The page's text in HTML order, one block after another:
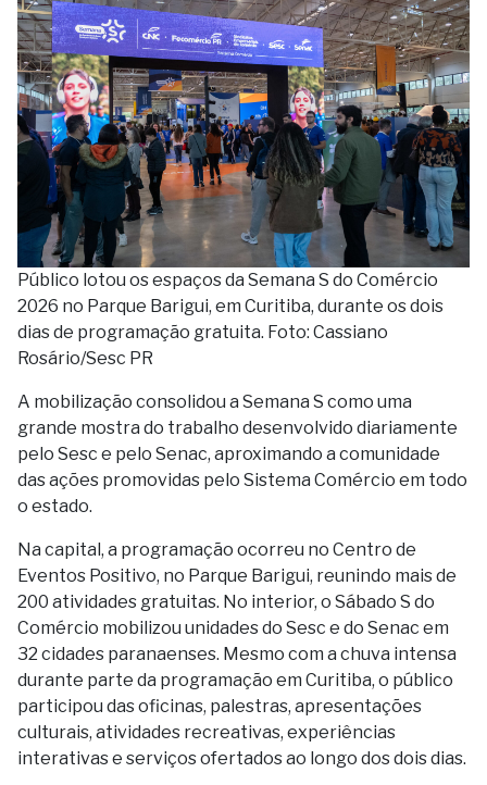
Público lotou os espaços da Semana S do Comércio
2026 no Parque Barigui, em Curitiba, durante os dois
dias de programação gratuita. Foto: Cassiano
Rosário/Sesc PR
A mobilização consolidou a Semana S como uma
grande mostra do trabalho desenvolvido diariamente
pelo Sesc e pelo Senac, aproximando a comunidade
das ações promovidas pelo Sistema Comércio em todo
o estado.
Na capital, a programação ocorreu no Centro de
Eventos Positivo, no Parque Barigui, reunindo mais de
200 atividades gratuitas. No interior, o Sábado S do
Comércio mobilizou unidades do Sesc e do Senac em
32 cidades paranaenses. Mesmo com a chuva intensa
durante parte da programação em Curitiba, o público
participou das oficinas, palestras, apresentações
culturais, atividades recreativas, experiências
interativas e serviços ofertados ao longo dos dois dias.